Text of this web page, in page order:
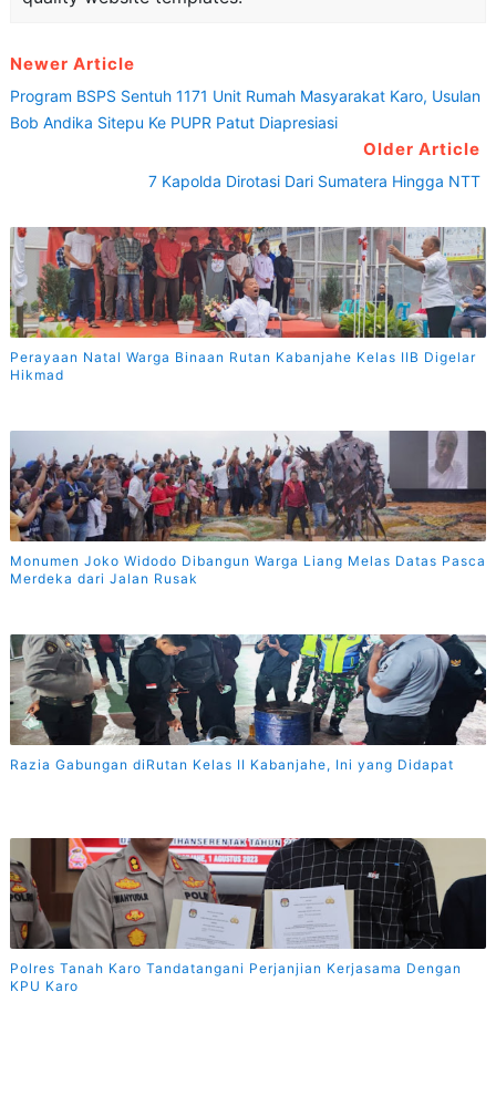
Newer Article
Program BSPS Sentuh 1171 Unit Rumah Masyarakat Karo, Usulan
Bob Andika Sitepu Ke PUPR Patut Diapresiasi
Older Article
7 Kapolda Dirotasi Dari Sumatera Hingga NTT
Perayaan Natal Warga Binaan Rutan Kabanjahe Kelas IIB Digelar
Hikmad
Monumen Joko Widodo Dibangun Warga Liang Melas Datas Pasca
Merdeka dari Jalan Rusak
Razia Gabungan diRutan Kelas II Kabanjahe, Ini yang Didapat
Polres Tanah Karo Tandatangani Perjanjian Kerjasama Dengan
KPU Karo